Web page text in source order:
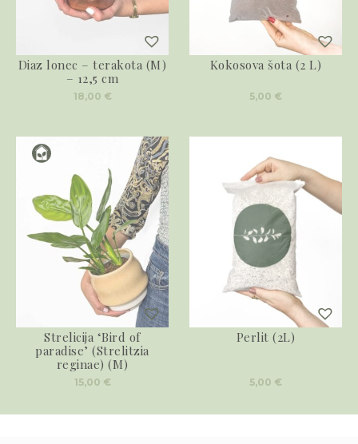
Diaz lonec – terakota (M)
– 12,5 cm
18,00 €
Kokosova šota (2 L)
5,00 €
Strelicija ‘Bird of
paradise’ (Strelitzia
reginae) (M)
15,00 €
Perlit (2L)
5,00 €